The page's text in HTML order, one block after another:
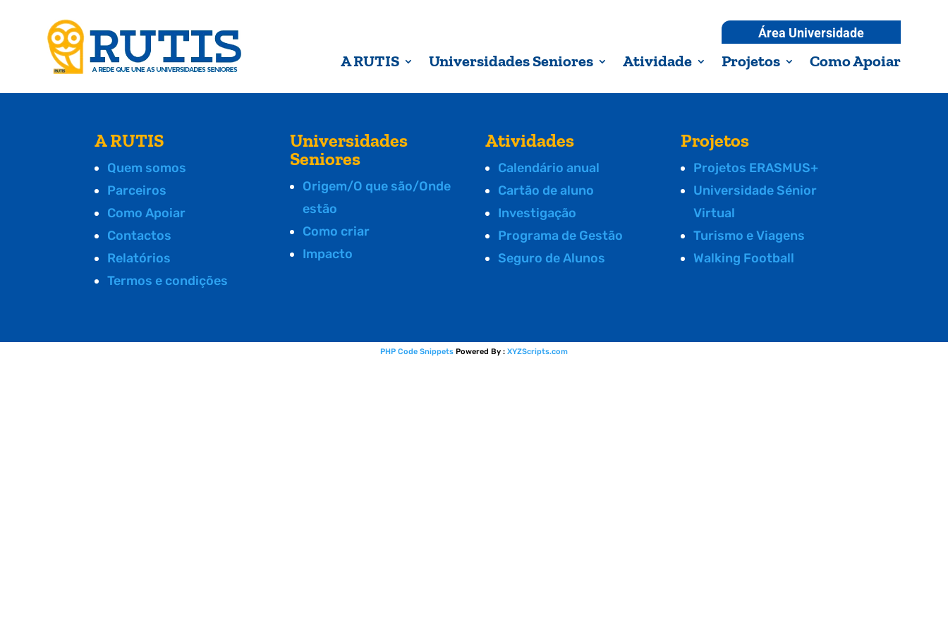
Área Universidade
A RUTIS Universidades Seniores Atividade Projetos Como Apoiar
A RUTIS
Quem somos
Parceiros
Como Apoiar
Contactos
Relatórios
Termos e condições
Universidades
Seniores
Origem/O que são/Onde
estão
Como criar
Impacto
Atividades
Calendário anual
Cartão de aluno
Investigação
Programa de Gestão
Seguro de Alunos
Projetos
Projetos ERASMUS+
Universidade Sénior
Virtual
Turismo e Viagens
Walking Football
PHP Code Snippets Powered By : XYZScripts.com